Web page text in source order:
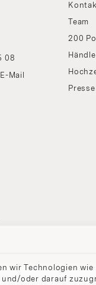
wir Technologien wie
oder darauf
08
Mail
Team
200